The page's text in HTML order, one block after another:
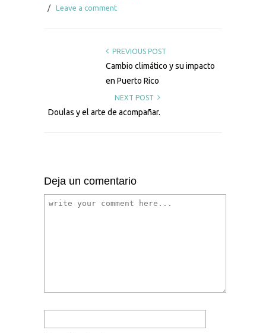
/ Leave a comment
PREVIOUS POST
Cambio climático y su impacto
en Puerto Rico
NEXT POST
Doulas y el arte de acompañar.
Deja un comentario